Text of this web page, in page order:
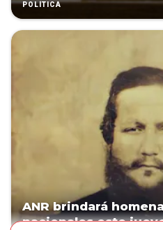
POLÍTICA
ANR brindará
nacionales este